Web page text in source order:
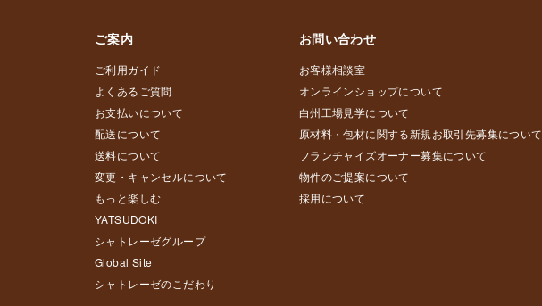
ご案内
ご利用ガイド
よくあるご質問
お支払いについて
配送について
送料について
変更・キャンセルについて
もっと楽しむ
YATSUDOKI
シャトレーゼグループ
Global Site
シャトレーゼのこだわり
お問い合わせ
お客様相談室
オンラインショップについて
白州工場見学について
原材料・包材に関する新規お取引先募集について
フランチャイズオーナー募集について
物件のご提案について
採用について